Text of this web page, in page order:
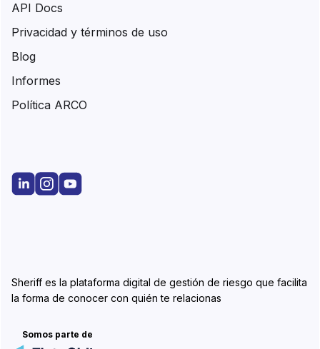
Sheriff es la plataforma digital de gestión de riesgo que facilita
la forma de conocer con quién te relacionas
Somos parte de
API Docs
Privacidad y términos de uso
Blog
Informes
Política ARCO